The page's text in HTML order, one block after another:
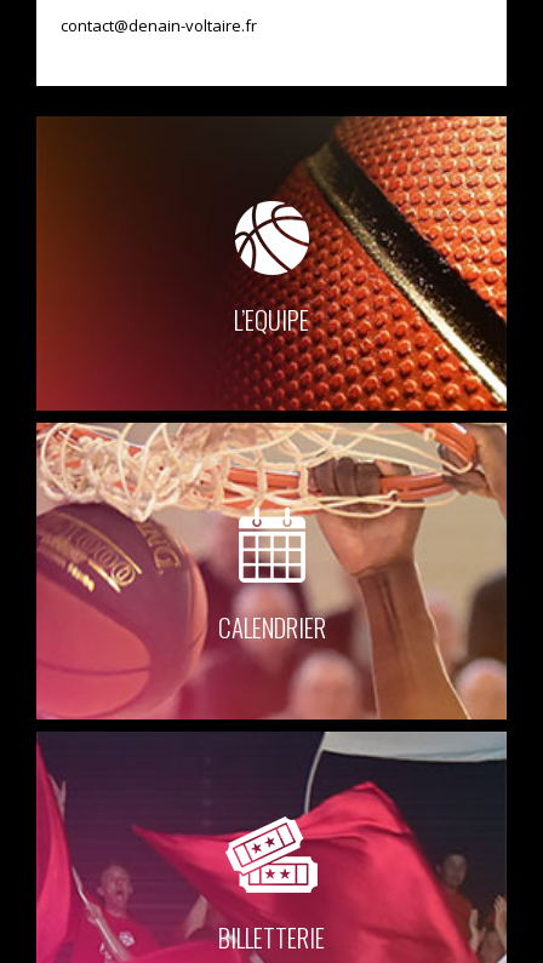
contact@denain-voltaire.fr
L’EQUIPE
CALENDRIER
BILLETTERIE